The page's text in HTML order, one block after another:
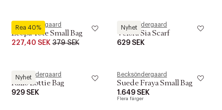
Rea 40%
Becksöndergaard
Leopa Tote Small Bag
227,40 SEK 379 SEK
Nyhet
Becksöndergaard
Velora Sia Scarf
629 SEK
Nyhet
Becksöndergaard
Rallo Lottie Bag
929 SEK
Becksöndergaard
Suede Fraya Small Bag
1.649 SEK
Flera färger